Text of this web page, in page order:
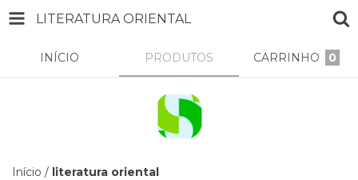
LITERATURA ORIENTAL
INÍCIO PRODUTOS CARRINHO 0
Início / literatura oriental